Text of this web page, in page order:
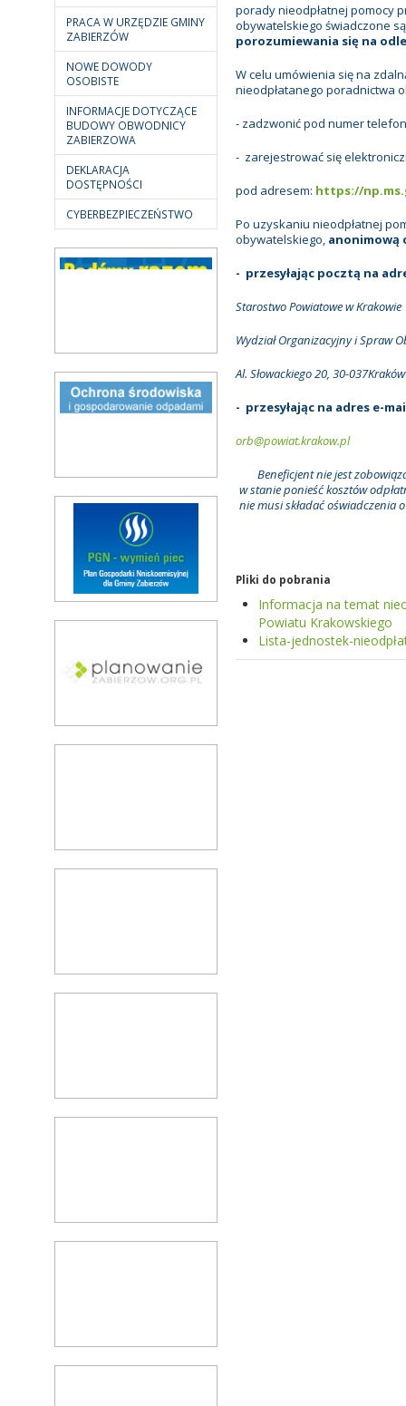
PRACA W URZĘDZIE GMINY
ZABIERZÓW
NOWE DOWODY
OSOBISTE
INFORMACJE DOTYCZĄCE
BUDOWY OBWODNICY
ZABIERZOWA
DEKLARACJA
DOSTĘPNOŚCI
CYBERBEZPIECZEŃSTWO
porady nieodpłatnej pomocy
obywatelskiego świadczone
porozumiewania się na
W celu umówienia się na
nieodpłatanego poradnictwa
- zadzwonić pod numer
- zarejestrować się
pod adresem: https://
Po uzyskaniu nieodpłatnej
obywatelskiego, anonimową
- przesyłając pocztą na
Starostwo Powiatowe w Krakowie
Wydział Organizacyjny i Spraw
Al. Słowackiego 20, 30-037Kraków
- przesyłając na adres e-
orb@powiat.krakow.pl
Beneficjent nie jest
w stanie ponieść kosztów
nie musi składać
Pliki do pobrania
Informacja na temat
Powiatu Krakowskiego
Lista-jednostek-